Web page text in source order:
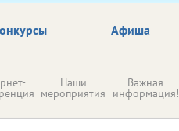
Афиша
Наши
мероприятия
Важная
информация!